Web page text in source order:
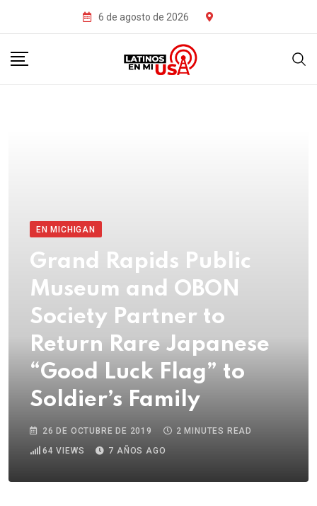
6 de agosto de 2026
EN MICHIGAN
Grand Rapids Public
Museum and OBON
Society Partner to
Return Rare Japanese
“Good Luck Flag” to
Soldier’s Family
26 DE OCTUBRE DE 2019
2 MINUTES READ
64 VIEWS 7 AÑOS AGO